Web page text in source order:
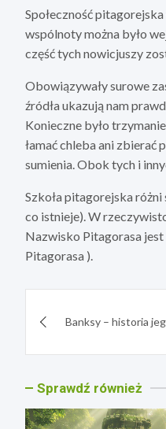
Społeczność
wspólnoty można było
część tych nowicjuszy
Obowiązywały surowe
źródła ukazują nam
Konieczne było
łamać chleba ani zbierać
sumienia. Obok tych i
Szkoła pitagorejska
co istnieje). W
Nazwisko Pitagorasa
Pitagorasa ).
wpisuBanksy – historia
Sprawdź również